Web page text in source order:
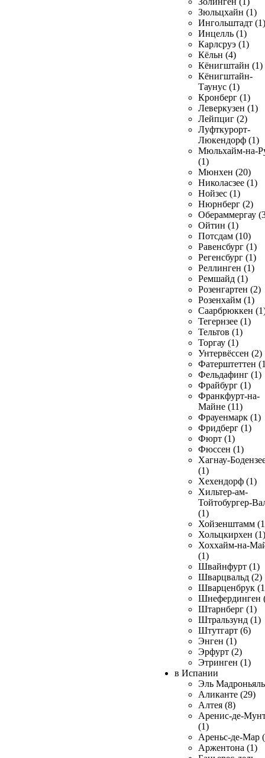
Зюльцхайн (1)
Ингольштадт (1)
Инцелль (1)
Карлсруэ (1)
Кёльн (4)
Кёнигштайн (1)
Кёнигштайн-
Таунус (1)
Кронберг (1)
Леверкузен (1)
Лейпциг (2)
Луфткурорт-
Люкендорф (1)
Мюльхайм-на-
(1)
Мюнхен (20)
Николасзее (1)
Нойзес (1)
Нюрнберг (2)
Обераммергау
Ойтин (1)
Потсдам (10)
Равенсбург (1)
Регенсбург (1)
Реллинген (1)
Ремшайд (1)
Розенгартен (2)
Розенхайм (1)
Саарбрюккен
Тегернзее (1)
Тельтов (1)
Торгау (1)
Унтервёссен (2)
Фатерштеттен
Фельдафинг (1)
Фрайбург (1)
Франкфурт-на-
Майне (11)
Фрауенмарк (1)
Фридберг (1)
Фюрт (1)
Фюссен (1)
Хагнау-
(1)
Хехендорф (1)
Хильтер-ам-
Тойтобургер-
(1)
Хойзенштамм
Хольцкирхен (1)
Хоххайм-на-
(1)
Швайнфурт (1)
Шварцвальд (2)
Шварценбрук
Шнефердинген
Штарнберг (1)
Штральзунд (1)
Штутгарт (6)
Энген (1)
Эрфурт (2)
Этринген (1)
в Испании
Эль
Аликанте (29)
Алтея (8)
Аренис-де-
(1)
Ареньс-де-Мар
Аржентона (1)